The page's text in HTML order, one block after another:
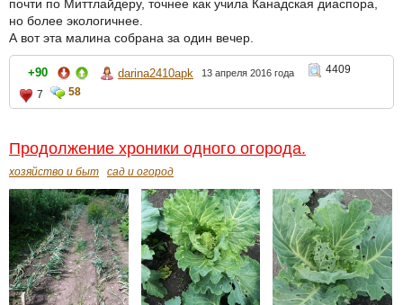
почти по Миттлайдеру, точнее как учила Канадская диаспора,
но более экологичнее.
А вот эта малина собрана за один вечер.
+90 darina2410apk 13 апреля 2016 года
4409
7
58
Продолжение хроники одного огорода.
хозяйство и быт сад и огород